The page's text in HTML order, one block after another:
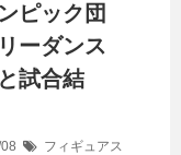
ピック団
ーダンス
試合結
フィギュアス